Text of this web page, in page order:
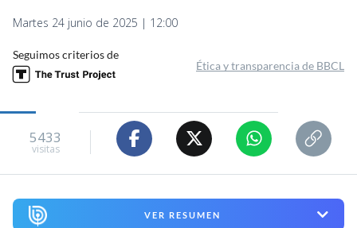
Martes 24 junio de 2025 | 12:00
Seguimos criterios de
Ética y transparencia de BBCL
5433
visitas
VER RESUMEN